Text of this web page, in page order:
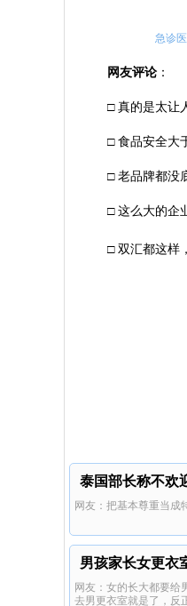
急诊
网友评论 ：
□ 真的是太让
□ 食品安全大
□ 老品牌都没
□ 这么大的企
□ 双汇都这样
泰国部长称不欢
网友：把基本尊重当成
男孩家长女更衣
网友：女的长大都要给
去男更衣室就是了，反